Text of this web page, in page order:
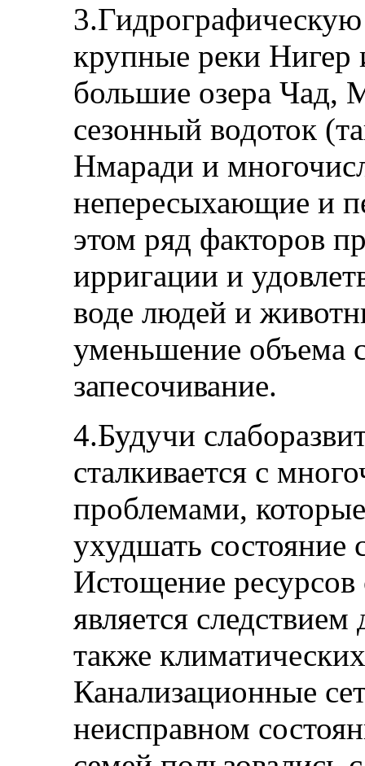
крупные реки
большие озера Чад,
сезонный водоток
Нмаради и
непересыхающие и
этом ряд факторов
ирригации и
воде людей и
уменьшение объема
запесочивание.
4.Будучи
сталкивается с
проблемами,
ухудшать состояние
Истощение
является следствием
также
Канализационные
неисправном